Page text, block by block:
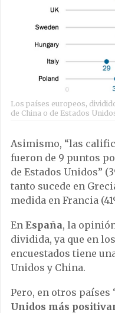
Los países europeos,
de China o de Estados
Asimismo, “las
fueron de 9 puntos
de Estados Unidos”
tanto sucede en
medida en Francia
En España, la
dividida, ya que en
encuestados tiene
Unidos y China.
Pero, en otros países
Unidos más